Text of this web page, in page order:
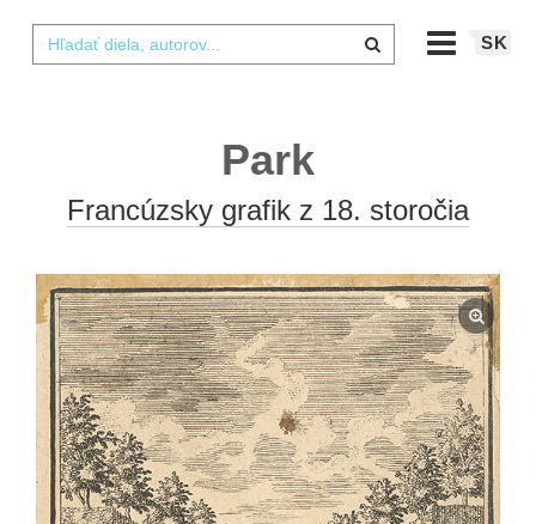
SK
Park
Francúzsky grafik z 18. storočia